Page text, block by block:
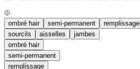
ombré hair semi-permanent remplissage
sourcils
aisselles
jambes
ombré hair
semi-permanent
remplissage